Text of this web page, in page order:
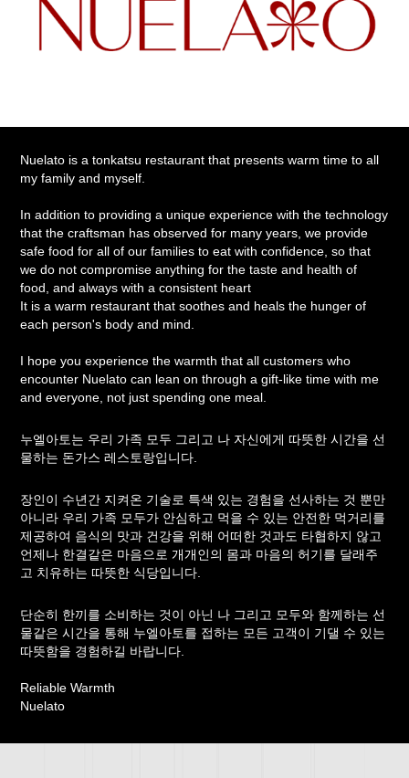
​​​Nuelato is a tonkatsu restaurant that presents warm time to all
my family and myself.
In addition to providing a unique experience with the technology
that the craftsman has observed for many years, we provide
safe food for all of our families to eat with confidence, so that
we do not compromise anything for the taste and health of
food, and always with a consistent heart
It is a warm restaurant that soothes and heals the hunger of
each person's body and mind.
I hope you experience the warmth that all customers who
encounter Nuelato can lean on through a gift-like time with me
and everyone, not just spending one meal.
누엘아토는 우리 가족 모두 그리고 나 자신에게 따뜻한 시간을 선
물하는 돈가스 레스토랑입니다.
장인이 수년간 지켜온 기술로 특색 있는 경험을 선사하는 것 뿐만
아니라 우리 가족 모두가 안심하고 먹을 수 있는 안전한 먹거리를
제공하여 음식의 맛과 건강을 위해 어떠한 것과도 타협하지 않고
언제나 한결같은 마음으로 개개인의 몸과 마음의 허기를 달래주
고 치유하는 따뜻한 식당입니다.
단순히 한끼를 소비하는 것이 아닌 나 그리고 모두와 함께하는 선
물같은 시간을 통해 누엘아토를 접하는 모든 고객이 기댈 수 있는
따뜻함을 경험하길 바랍니다.
Reliable Warmth
Nuelato